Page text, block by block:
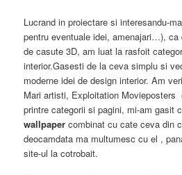
Lucrand in proiectare si interesandu-
pentru eventuale idei, amenajari…),
de casute 3D, am luat la rasfoit
interior.Gasesti de la ceva simplu si
moderne idei de design interior. Am
Mari artisti, Exploitation Movieposters
printre categorii si pagini, mi-am gasit
wallpaper combinat cu cate ceva din
deocamdata ma multumesc cu el ,
site-ul la cotrobait.